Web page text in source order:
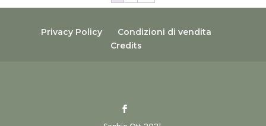
Privacy Policy
Condizioni di vendita
Credits